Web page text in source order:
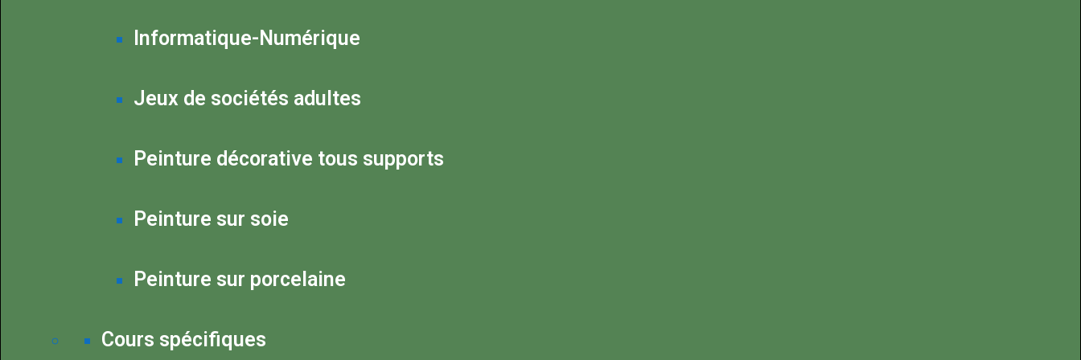
Informatique-Numérique
Jeux de sociétés adultes
Peinture décorative tous supports
Peinture sur soie
Peinture sur porcelaine
Cours spécifiques